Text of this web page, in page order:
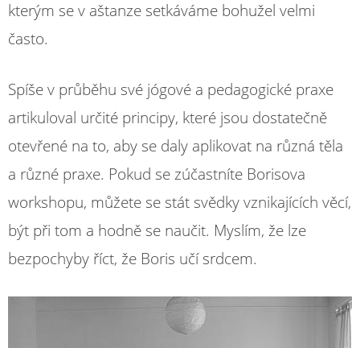
kterým se v aštanze setkáváme bohužel velmi
často.
Spíše v průběhu své jógové a pedagogické praxe
artikuloval určité principy, které jsou dostatečně
otevřené na to, aby se daly aplikovat na různá těla
a různé praxe. Pokud se zúčastníte Borisova
workshopu, můžete se stát svědky vznikajících věcí,
být při tom a hodně se naučit. Myslím, že lze
bezpochyby říct, že Boris učí srdcem.